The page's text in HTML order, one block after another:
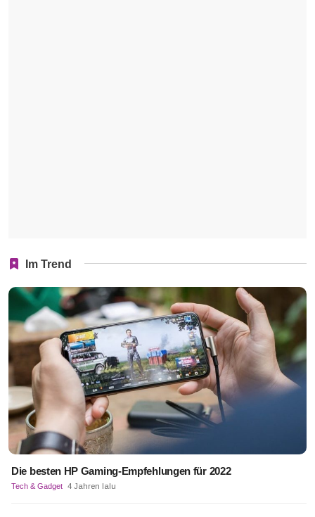
Im Trend
Die besten HP Gaming-Empfehlungen für 2022
Tech & Gadget 4 Jahren lalu